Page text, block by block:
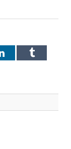
LinkedInTumblr